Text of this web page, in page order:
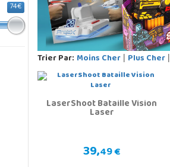
74€
Trier Par: Moins Cher| Plus Cher|
LaserShoot Bataille Vision
Laser
39,49 €